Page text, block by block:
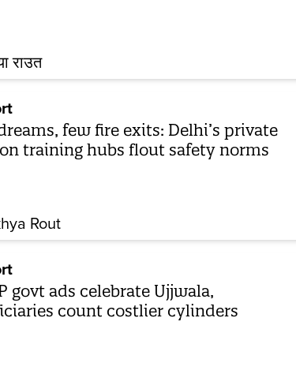
राउत
few fire exits: Delhi’s private
training hubs flout safety norms
Rout
govt ads celebrate Ujjwala,
count costlier cylinders